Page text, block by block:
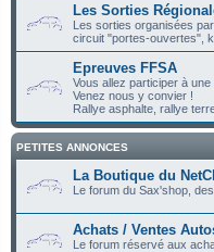
Les Sorties
Les sorties organisées
circuit "portes-ouvertes",
Epreuves FFSA
Vous allez participer à
Venez nous y convier !
Rallye asphalte, rallye
PETITES ANNONCES
La Boutique du
Le forum du Sax'shop,
Achats / Ventes
Le forum réservé aux